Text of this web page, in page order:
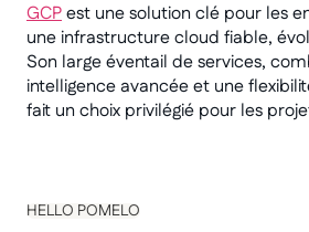
GCPest une solution clé pour les
une infrastructure cloud fiable,
Son large éventail de services,
intelligence avancée et une
fait un choix privilégié pour les
HELLO POMELO